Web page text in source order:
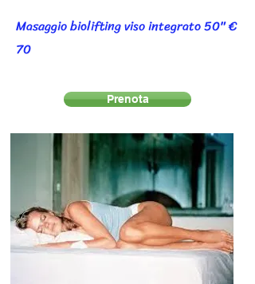
Masaggio biolifting viso integrato 50" €
70
Prenota